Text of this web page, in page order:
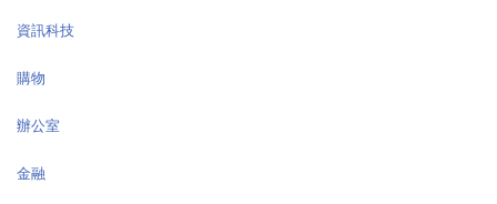
資訊科技
購物
辦公室
金融